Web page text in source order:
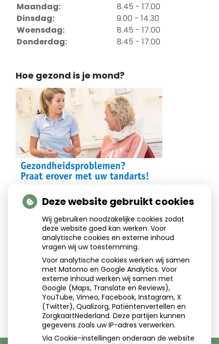
Maandag:
8.45 - 17.00
Dinsdag:
9.00 - 14.30
Woensdag:
8.45 - 17.00
Donderdag:
8.45 - 17.00
Hoe gezond is je mond?
Aangesloten bij:
Deze website gebruikt cookies
Wij gebruiken noodzakelijke cookies zodat
deze website goed kan werken. Voor
analytische cookies en externe inhoud
vragen wij uw toestemming.
Voor analytische cookies werken wij samen
met Matomo en Google Analytics. Voor
externe inhoud werken wij samen met
Google (Maps, Translate en Reviews),
YouTube, Vimeo, Facebook, Instagram, X
(Twitter), Qualizorg, Patiëntenvertellen en
ZorgkaartNederland. Deze partijen kunnen
gegevens zoals uw IP-adres verwerken.
Via Cookie-instellingen onderaan de website